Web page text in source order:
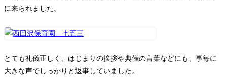
に来られました。
とても礼儀正しく、はじまりの挨拶や典儀の言葉などにも、事毎に
大きな声でしっかりと返事していました。